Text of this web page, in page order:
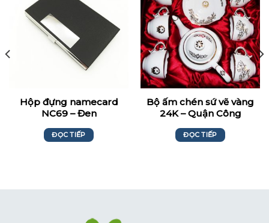
Hộp đựng namecard
NC69 – Đen
ĐỌC TIẾP
Bộ ấm chén sứ vẽ vàng
24K – Quận Công
ĐỌC TIẾP